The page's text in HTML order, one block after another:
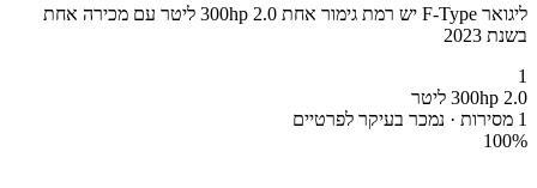
ליגואר F-Type יש רמת גימור אחת 300hp 2.0 ליטר עם מכירה אחת
בשנת 2023
1
300hp 2.0 ליטר
1 מסירות · נמכר בעיקר לפרטיים
100%